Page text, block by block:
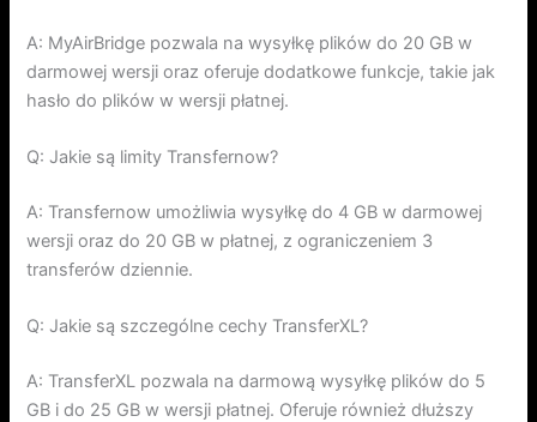
A: MyAirBridge pozwala na wysyłkę plików do 20 GB w
darmowej wersji oraz oferuje dodatkowe funkcje, takie jak
hasło do plików w wersji płatnej.
Q: Jakie są limity Transfernow?
A: Transfernow umożliwia wysyłkę do 4 GB w darmowej
wersji oraz do 20 GB w płatnej, z ograniczeniem 3
transferów dziennie.
Q: Jakie są szczególne cechy TransferXL?
A: TransferXL pozwala na darmową wysyłkę plików do 5
GB i do 25 GB w wersji płatnej. Oferuje również dłuższy